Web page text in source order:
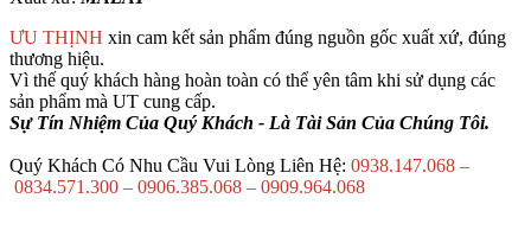
ƯU THỊNH xin cam kết sản phẩm đúng nguồn gốc xuất xứ, đúng
thương hiệu.
Vì thế quý khách hàng hoàn toàn có thể yên tâm khi sử dụng các
sản phẩm mà UT cung cấp.
Sự Tín Nhiệm Của Quý Khách - Là Tài Sản Của Chúng Tôi.
Quý Khách Có Nhu Cầu Vui Lòng Liên Hệ: 0938.147.068 –
0834.571.300 – 0906.385.068 – 0909.964.068